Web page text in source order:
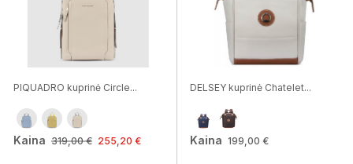
PIQUADRO kuprinė Circle...
Kaina 319,00 € 255,20 €
DELSEY kuprinė Chatelet...
Kaina 199,00 €